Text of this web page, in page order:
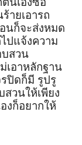
ายเอารถ
นก็จะส่งหมด
ปแจ้งความ
บสวน
เอาหลักฐาน
รปิดก็มี รูปรู
วนให้เพียง
งก็อยากให้